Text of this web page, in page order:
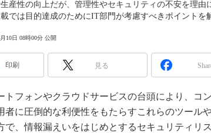
産性の向上だが、管理性やセキュリティの不安を理
では目的達成のためにIT部門が考慮すべきポイントを
10日 08時00分 公開
印刷 見る
フォンやクラウドサービスの台頭により、コ
者に圧倒的な利便性をもたらすこれらのツール
で、情報漏えいをはじめとするセキュリティリ